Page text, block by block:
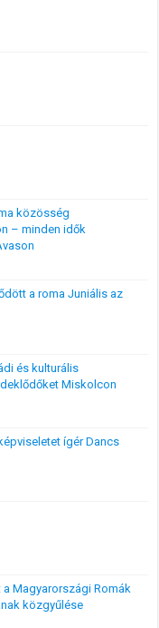
közösség
– minden idők
a roma Juniális az
és kulturális
Miskolcon
ígér Dancs
Magyarországi Romák
közgyűlése